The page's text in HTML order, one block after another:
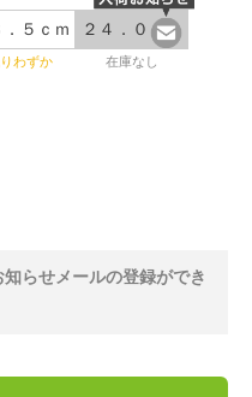
．５ｃｍ
わずか
２４．０ｃｍ
在庫なし
らせメールの登録ができ